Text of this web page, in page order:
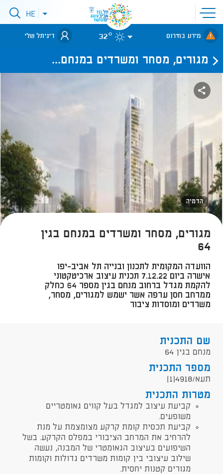
פתיחת
תפריט
אתר
לאתר עיריית
תל-אביב
פתיחתHE
מידע בחירום 32° דיגיתל שלי
מגורים, מסחר ומשרדים במנחם...
הדמיה
מגורים, מסחר ומשרדים במנחם בגין
64
הוועדה המקומית לתכנון ובנייה תל אביב-יפו
אישרה ביום 7.12.22 תכנית עיצוב ארכיטקטוני
להקמת מגדל ברחוב מנחם בגין מספר 64 כחלק
ממרחב חסן ערפה אשר ישמש למגורים, מסחר,
משרדים ומוסדות ציבור
שם התכנית
מנחם בגין 64
מספר התכנית
תעא/4918(1)
מטרות התכנית
קביעת עיצוב למגדל בעל קווים גאומטריים
משופעים.
קביעת תכסית קומת קרקע מצומצמת על מנת
להרחיב את המרחב הציבורי במפלס הקרקע. בשל
השיפועים בעיצוב הגאומטרי של המבנה, נעשה
שילוב עיצובי בין קומות משרדים גדולות וקומות
מגורים קטנות יחסית.